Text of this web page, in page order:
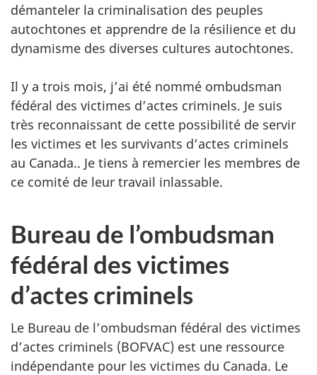
démanteler la criminalisation des peuples
autochtones et apprendre de la résilience et du
dynamisme des diverses cultures autochtones.
Il y a trois mois, j’ai été nommé ombudsman
fédéral des victimes d’actes criminels. Je suis
très reconnaissant de cette possibilité de servir
les victimes et les survivants d’actes criminels
au Canada.. Je tiens à remercier les membres de
ce comité de leur travail inlassable.
Bureau de l’ombudsman
fédéral des victimes
d’actes criminels
Le Bureau de l’ombudsman fédéral des victimes
d’actes criminels (BOFVAC) est une ressource
indépendante pour les victimes du Canada. Le